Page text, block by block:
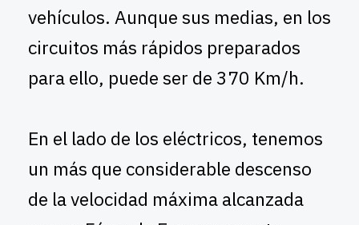
vehículos. Aunque sus medias, en los
circuitos más rápidos preparados
para ello, puede ser de 370 Km/h.
En el lado de los eléctricos, tenemos
un más que considerable descenso
de la velocidad máxima alcanzada